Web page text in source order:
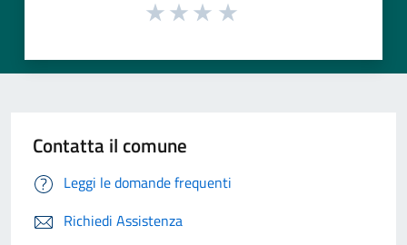
Contatta il comune
Leggi le domande frequenti
Richiedi Assistenza